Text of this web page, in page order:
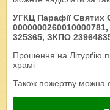
УГКЦ Парафії Святих
325365, ЗКПО
Прошення на Літурґію
храмі
Також пожертву можна